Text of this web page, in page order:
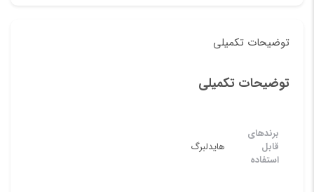
توضیحات تکمیلی
توضیحات تکمیلی
برندهای
قابل
استفاده
هایدلبرگ